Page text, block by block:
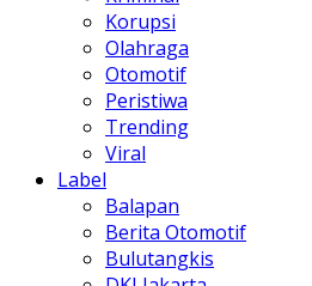
Korupsi
Olahraga
Otomotif
Peristiwa
Trending
Viral
Label
Balapan
Berita Otomotif
Bulutangkis